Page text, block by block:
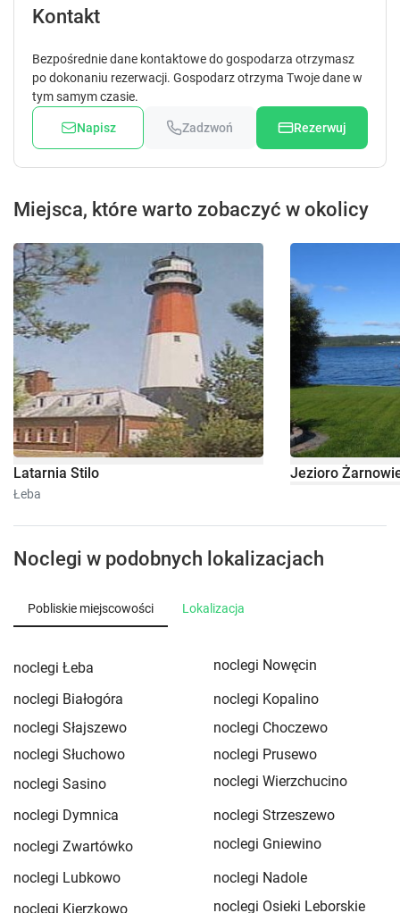
Kontakt
Bezpośrednie dane kontaktowe do gospodarza otrzymasz
po dokonaniu rezerwacji. Gospodarz otrzyma Twoje dane w
tym samym czasie.
Napisz Zadzwoń Rezerwuj
Miejsca, które warto zobaczyć w okolicy
Latarnia Stilo
Łeba
Jezioro
Noclegi w podobnych lokalizacjach
Pobliskie miejscowości Lokalizacja
noclegi Łeba
noclegi Nowęcin
noclegi Białogóra
noclegi Kopalino
noclegi Słajszewo
noclegi Choczewo
noclegi Słuchowo
noclegi Prusewo
noclegi Sasino
noclegi Wierzchucino
noclegi Dymnica
noclegi Strzeszewo
noclegi Zwartówko
noclegi Gniewino
noclegi Lubkowo
noclegi Nadole
noclegi Kierzkowo
noclegi Osieki Leborskie